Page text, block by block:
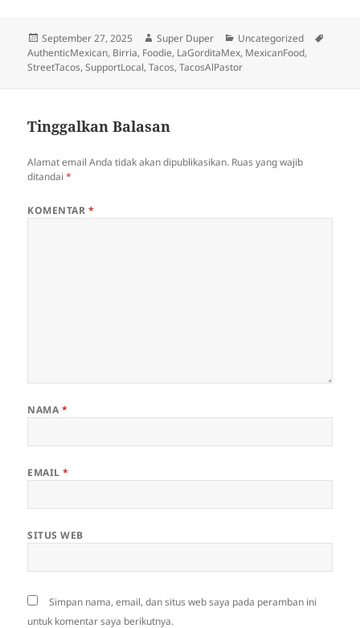
Diposkan
pada
September 27, 2025 Penulis
Super Duper Kategori
Uncategorized
AuthenticMexican, Birria, Foodie, LaGorditaMex, MexicanFood,
StreetTacos,SupportLocal,Tacos,TacosAlPastor
Tinggalkan Balasan
Alamat email Anda tidak akan dipublikasikan. Ruas yang wajib
ditandai*
KOMENTAR *
NAMA *
EMAIL*
SITUS WEB
Simpan nama, email, dan situs web saya pada peramban ini
untuk komentar saya berikutnya.